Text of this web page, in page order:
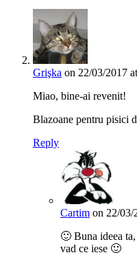
Grişka on 22/03/2017
Miao, bine-ai revenit!
Blazoane pentru pisici
Reply
Cartim on 22/03/
🙂 Buna ideea
vad ce iese 🙂